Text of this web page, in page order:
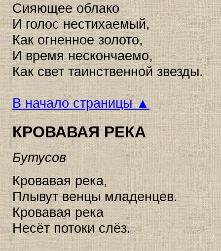
Сияющее облако
И голос нестихаемый,
Как огненное золото,
И время нескончаемо,
Как свет таинственной звезды.
В начало страницы ▲
КРОВАВАЯ РЕКА
Бутусов
Кровавая река,
Плывут венцы младенцев.
Кровавая река
Несёт потоки слёз.